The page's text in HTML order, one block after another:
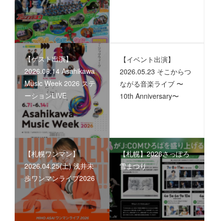
【ゲスト出演】
2026.06.14 Asahikawa
Music Week 2026 ステ
ーションLIVE
【イベント出演】
2026.05.23 そこからつ
ながる音楽ライブ 〜
10th Anniversary〜
【札幌ワンマン】
2026.04.25(土) 浅井未
歩ワンマンライブ2026
【札幌】2026さっぽろ
雪まつり